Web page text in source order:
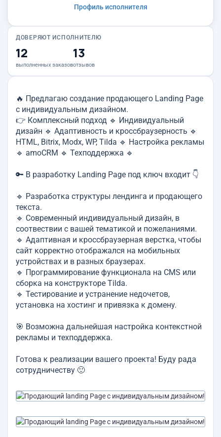
🔥 Предлагаю создание продающего Landing Page
с индивидуальным дизайном.
👉 Комплексный подход 🔹 Индивидуальный
дизайн 🔹 Адаптивность и кроссбраузерность 🔹
HTML, Bitrix, Modx, WP, Tilda 🔹 Настройка рекламы
🔹 amoCRM 🔹 Техподдержка 🔹
🔑 В разработку Landing Page под ключ входит 👇
🔹 Разработка структуры лендинга и продающего
текста.
🔹 Современный индивидуальный дизайн, в
соотвествии с вашей тематикой и пожеланиями.
🔹 Адаптивная и кроссбраузерная верстка, чтобы
сайт корректно отображался на мобильных
устройствах и в разных браузерах.
🔹 Программирование функционала на CMS или
сборка на конструкторе Tilda.
🔹 Тестирование и устранение недочетов,
установка на хостинг и привязка к домену.
🎯 Возможна дальнейшая настройка контекстной
рекламы и техподдержка.
Готова к реализации вашего проекта! Буду рада
сотрудничеству 🙂
Профиль исполнителя
ДОВЕРЯЮТ ИСПОЛНИТЕЛЮ
12
выполненных заказов
13
отзывов